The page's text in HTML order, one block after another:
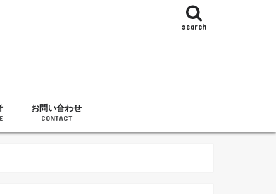
search
お問い合わせ
CONTACT